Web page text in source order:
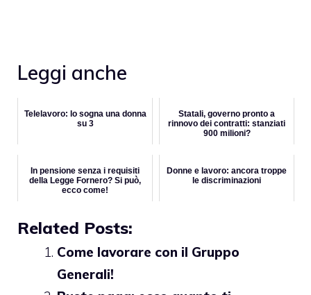
Leggi anche
Telelavoro: lo sogna una donna
su 3
Statali, governo pronto a
rinnovo dei contratti: stanziati
900 milioni?
In pensione senza i requisiti
della Legge Fornero? Si può,
ecco come!
Donne e lavoro: ancora troppe
le discriminazioni
Related Posts:
Come lavorare con il Gruppo
Generali!